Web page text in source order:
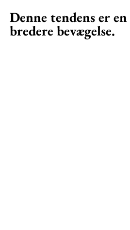
Denne tendens er
bredere bevægelse.